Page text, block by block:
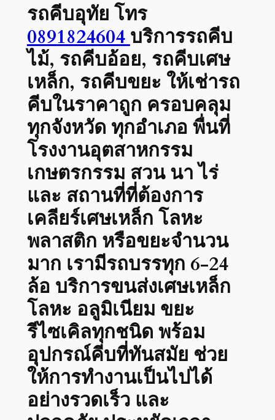
รถคีบอุทัย โทร
0891824604 บริการรถคีบ
ไม้, รถคีบอ้อย, รถคีบเศษ
เหล็ก, รถคีบขยะ ให้เช่ารถ
คีบในราคาถูก ครอบคลุม
ทุกจังหวัด ทุกอำเภอ พื่นที่
โรงงานอุตสาหกรรม
เกษตรกรรม สวน นา ไร่
และ สถานที่ที่ต้องการ
เคลียร์เศษเหล็ก โลหะ
พลาสติก หรือขยะจำนวน
มาก เรามีรถบรรทุก 6-24
ล้อ บริการขนส่งเศษเหล็ก
โลหะ อลูมิเนียม ขยะ
รีไซเคิลทุกชนิด พร้อม
อุปกรณ์คีบที่ทันสมัย ช่วย
ให้การทำงานเป็นไปได้
อย่างรวดเร็ว และ